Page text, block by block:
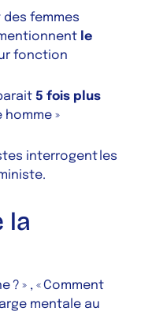
des femmes
le
fonction
5 fois plus
homme »
interrogent les
la
? » , « Comment
mentale au